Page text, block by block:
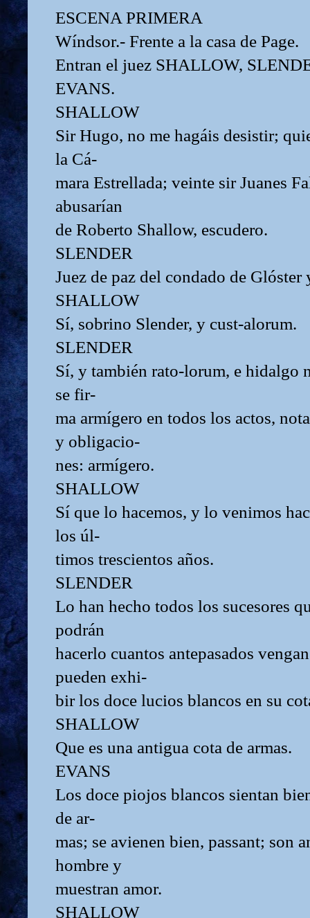
ESCENA PRIMERA
Wíndsor.- Frente a la casa de Page.
Entran el juez SHALLOW,
EVANS.
SHALLOW
Sir Hugo, no me hagáis desistir;
la Cá-
mara Estrellada; veinte sir Juanes
abusarían
de Roberto Shallow, escudero.
SLENDER
Juez de paz del condado de Glóster
SHALLOW
Sí, sobrino Slender, y cust-alorum.
SLENDER
Sí, y también rato-lorum, e hidalgo
se fir-
ma armígero en todos los actos,
y obligacio-
nes: armígero.
SHALLOW
Sí que lo hacemos, y lo venimos
los úl-
timos trescientos años.
SLENDER
Lo han hecho todos los sucesores
podrán
hacerlo cuantos antepasados
pueden exhi-
bir los doce lucios blancos en su
SHALLOW
Que es una antigua cota de armas.
EVANS
Los doce piojos blancos sientan
de ar-
mas; se avienen bien, passant; son
hombre y
muestran amor.
SHALLOW